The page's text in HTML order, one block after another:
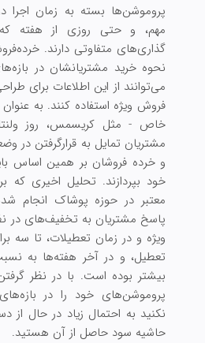
پروموشن‌ها بسته به زمان اجرا
مهم، و حتی روزی از هفته که
گذاری‌های متفاوتی دارند.
نحوه خرید مشتریانشان در
می‌توانند از این اطلاعات برای
فروش‌ ویژه استفاده کنند. به
خاص - مثل کریسمس، روز
مشتریان تمایل به قرارگرفتن در
و خرده فروشان بر همین اساس
خود بپردازند. تحلیل اخیری
معتبر در حوزه پوشاک انجام
پاسخ مشتریان به تخفیف‌های در
ویژه و در زمان تعطیلات، تا سه
تعطیل، و در آخر هفته‌ها به
بیشتر بوده است. با در نظر
پروموشن‌های خود را در
نکنید به احتمال زیاد در حال
حاشیه سود حاصل از آن هستید.